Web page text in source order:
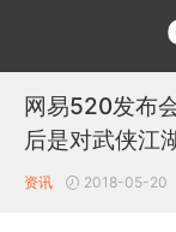
网易520发布
后是对武侠江
资讯 2018-05-20